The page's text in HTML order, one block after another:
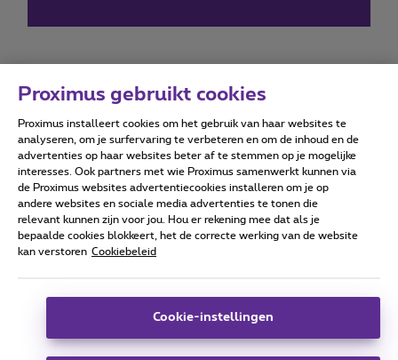
Forumvoorwaarden Accessibility statement
Alle rechten voorbehouden. © Proximus
Algemene voorwaarden, consumenteninfo
Deze website is gecreëerd en wordt beheerd conform het
Koning Albert II-laan 27 - B-1030 Brussel.
Proximus gebruikt cookies
Proximus installeert cookies om het gebruik van haar websites te
analyseren, om je surfervaring te verbeteren en om de inhoud en de
advertenties op haar websites beter af te stemmen op je mogelijke
interesses. Ook partners met wie Proximus samenwerkt kunnen via
de Proximus websites advertentiecookies installeren om je op
andere websites en sociale media advertenties te tonen die
relevant kunnen zijn voor jou. Hou er rekening mee dat als je
bepaalde cookies blokkeert, het de correcte werking van de website
kan verstoren Cookiebeleid
Cookie-instellingen